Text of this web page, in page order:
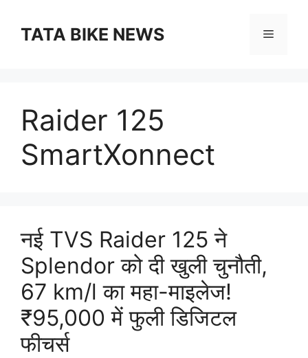
contentTATA BIKE NEWS Menu
Raider 125
SmartXonnect
नई TVS Raider 125 ने
Splendor को दी खुली चुनौती,
67 km/l का महा-माइलेज!
₹95,000 में फुली डिजिटल
फीचर्स